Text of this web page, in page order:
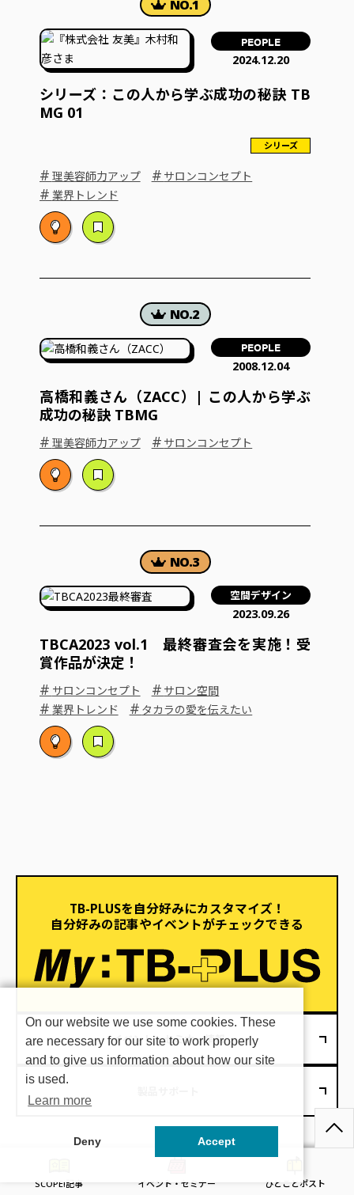
PEOPLE
2024.12.20
シリーズ：この人から学ぶ成功の秘訣 TB
MG 01
シリーズ
# 理美容師力アップ # サロンコンセプト
# 業界トレンド
PEOPLE
2008.12.04
高橋和義さん（ZACC）| この人から学ぶ
成功の秘訣 TBMG
# 理美容師力アップ # サロンコンセプト
空間デザイン
2023.09.26
TBCA2023 vol.1 最終審査会を実施！受
賞作品が決定！
# サロンコンセプト # サロン空間
# 業界トレンド # タカラの愛を伝えたい
TB-PLUSを自分好みにカスタマイズ！
自分好みの記事やイベントがチェックできる
イベント・セミナー情報
SCOPE!記事 イベント・セミナー ひとことポスト
On our website we use some cookies. These
are necessary for our site to work properly
and to give us information about how our site
is used.
Learn more
Deny Accept